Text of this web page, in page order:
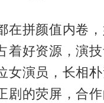
在拼颜值内卷
着好资源，演
女演员，长相
剧的荧屏，合